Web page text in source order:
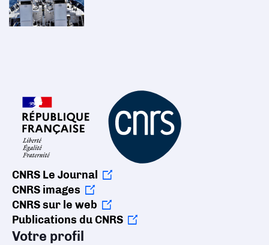
CNRS Le Journal
CNRS images
CNRS sur le web
Publications du CNRS
Votre profil